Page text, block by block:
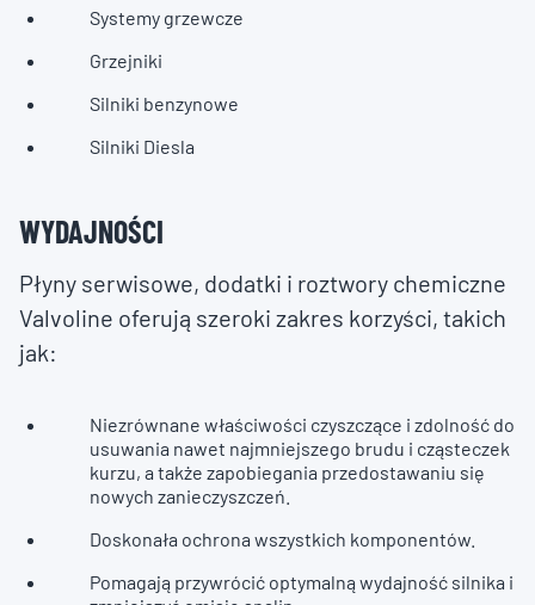
Systemy grzewcze
Grzejniki
Silniki benzynowe
Silniki Diesla
WYDAJNOŚCI
Płyny serwisowe, dodatki i roztwory chemiczne
Valvoline oferują szeroki zakres korzyści, takich
jak:
Niezrównane właściwości czyszczące i zdolność do
usuwania nawet najmniejszego brudu i cząsteczek
kurzu, a także zapobiegania przedostawaniu się
nowych zanieczyszczeń.
Doskonała ochrona wszystkich komponentów.
Pomagają przywrócić optymalną wydajność silnika i